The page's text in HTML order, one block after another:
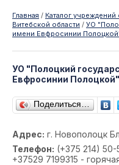
Главная / Каталог учреждений
Витебской области / УО
имени Евфросинии
УО "Полоцкий
Евфросинии Полоцкой"
Поделиться…
Адрес: г. Новополоцк
Телефон: (+375 214)
+37529 7199315 -